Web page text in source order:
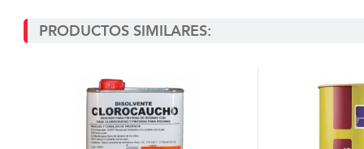
PRODUCTOS SIMILARES: